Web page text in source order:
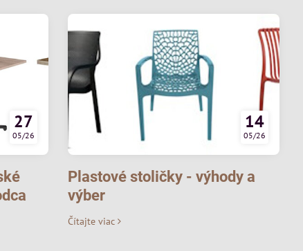
27
05/26
14
05/26
Plastové stoličky - výhody a
výber
Čítajte viac